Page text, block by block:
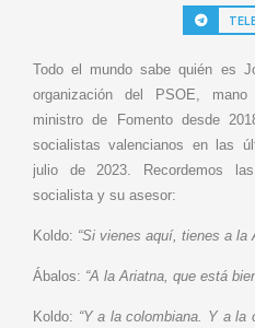
Todo el mundo sabe quién es
organización del PSOE,
ministro de Fomento desde
socialistas valencianos en las
julio de 2023. Recordemos
socialista y su asesor:
Koldo: “Si vienes aquí, tienes a la
Ábalos: “A la Ariatna, que está
Koldo: “Y a la colombiana. Y a la